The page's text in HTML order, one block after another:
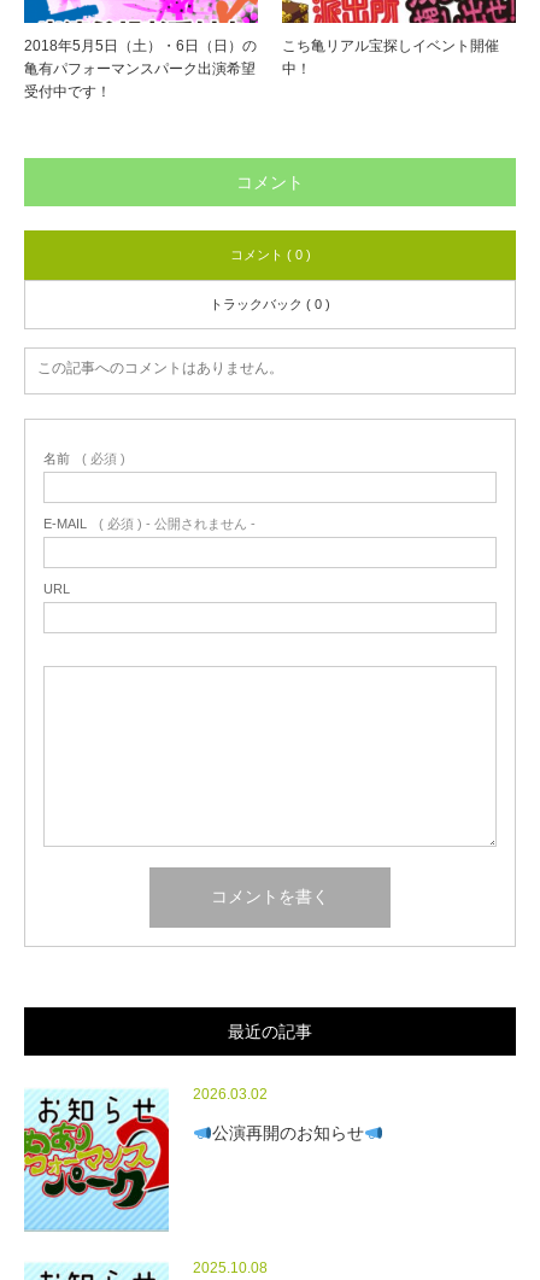
2018年5月5日（土）・6日（日）の
亀有パフォーマンスパーク出演希望
受付中です！
こち亀リアル宝探しイベント開催
中！
コメント
コメント ( 0 )
トラックバック ( 0 )
この記事へのコメントはありません。
名前 ( 必須 )
E-MAIL ( 必須 ) - 公開されません -
URL
最近の記事
2026.03.02
公演再開のお知らせ
2025.10.08